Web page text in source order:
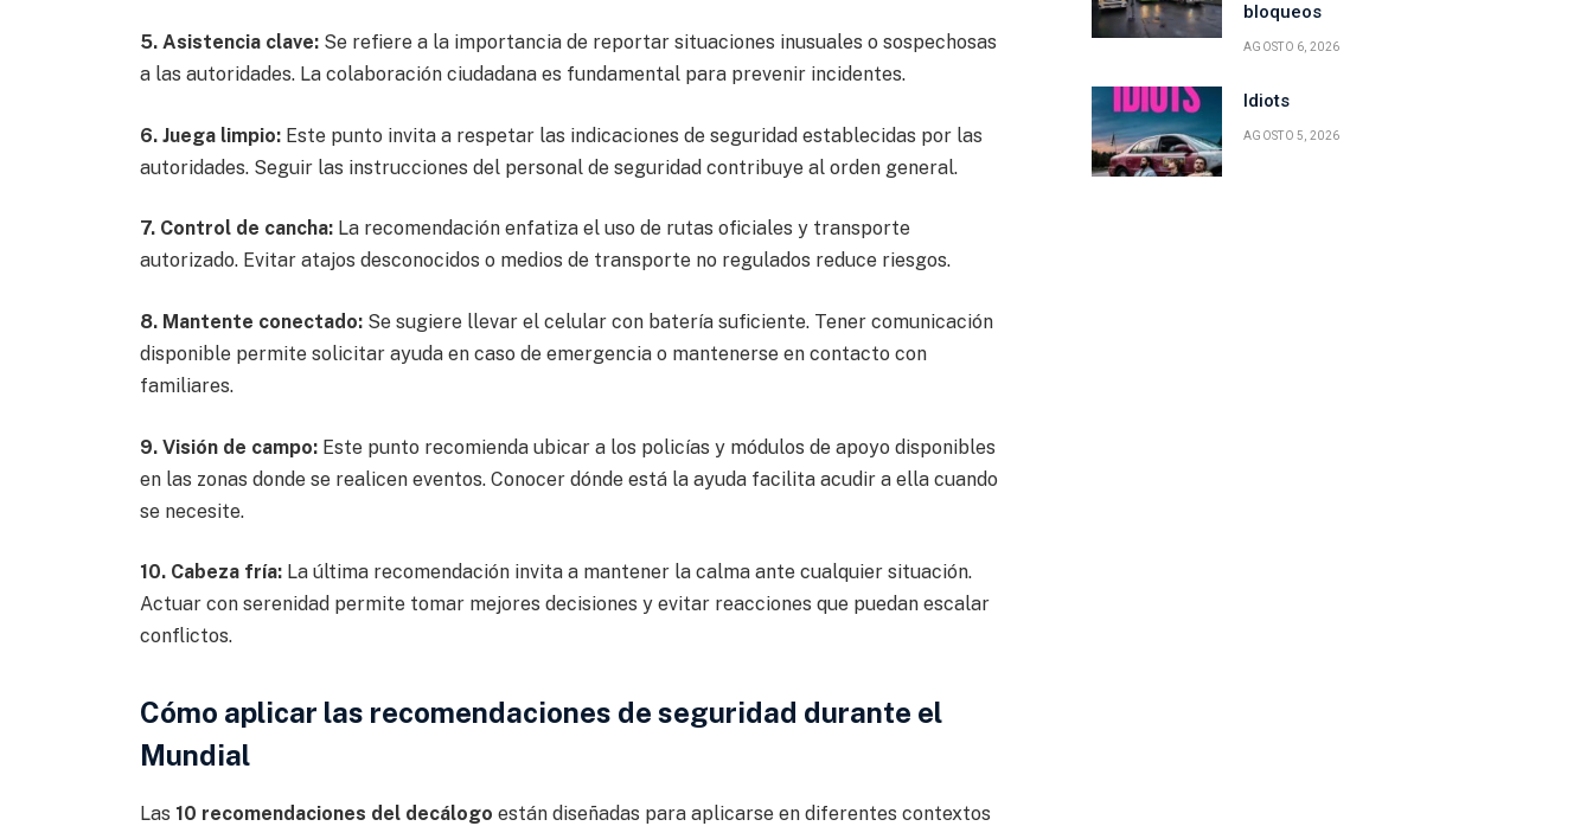
5. Asistencia clave:Se refiere a la importancia de reportar situaciones inusuales o sospechosas
a las autoridades. La colaboración ciudadana es fundamental para prevenir incidentes.
6. Juega limpio:Este punto invita a respetar las indicaciones de seguridad establecidas por las
autoridades. Seguir las instrucciones del personal de seguridad contribuye al orden general.
7. Control de cancha:La recomendación enfatiza el uso de rutas oficiales y transporte
autorizado. Evitar atajos desconocidos o medios de transporte no regulados reduce riesgos.
8. Mantente conectado:Se sugiere llevar el celular con batería suficiente. Tener comunicación
disponible permite solicitar ayuda en caso de emergencia o mantenerse en contacto con
familiares.
9. Visión de campo:Este punto recomienda ubicar a los policías y módulos de apoyo disponibles
en las zonas donde se realicen eventos. Conocer dónde está la ayuda facilita acudir a ella cuando
se necesite.
10. Cabeza fría:La última recomendación invita a mantener la calma ante cualquier situación.
Actuar con serenidad permite tomar mejores decisiones y evitar reacciones que puedan escalar
conflictos.
Cómo aplicar las recomendaciones de seguridad durante el
Mundial
Las 10 recomendaciones del decálogo están diseñadas para aplicarse en diferentes contextos
bloqueos
AGOSTO 6, 2026
Idiots
AGOSTO 5, 2026